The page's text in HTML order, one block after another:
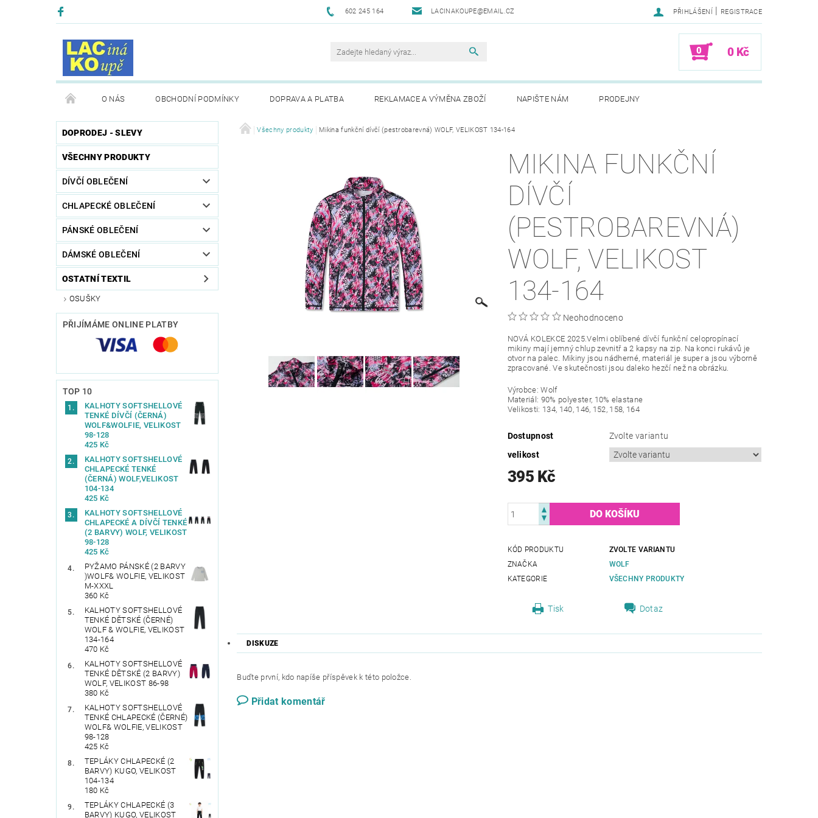
602 245 164 LACINAKOUPE@EMAIL.CZ PŘIHLÁŠENÍ | REGISTRACE
0 0 Kč
O NÁS OBCHODNÍ PODMÍNKY DOPRAVA A PLATBA REKLAMACE A VÝMĚNA ZBOŽÍ NAPIŠTE NÁM PRODEJNY
DOPRODEJ - SLEVY
VŠECHNY PRODUKTY
DÍVČÍ OBLEČENÍ
CHLAPECKÉ OBLEČENÍ
PÁNSKÉ OBLEČENÍ
DÁMSKÉ OBLEČENÍ
OSTATNÍ TEXTIL
OSUŠKY
PŘIJÍMÁME ONLINE PLATBY
TOP 10
KALHOTY SOFTSHELLOVÉ
TENKÉ DÍVČÍ (ČERNÁ)
WOLF&WOLFIE, VELIKOST
98-128
425 Kč
KALHOTY SOFTSHELLOVÉ
CHLAPECKÉ TENKÉ
(ČERNÁ) WOLF,VELIKOST
104-134
425 Kč
KALHOTY SOFTSHELLOVÉ
CHLAPECKÉ A DÍVČÍ TENKÉ
(2 BARVY) WOLF, VELIKOST
98-128
425 Kč
PYŽAMO PÁNSKÉ (2 BARVY
)WOLF& WOLFIE, VELIKOST
M-XXXL
360 Kč
KALHOTY SOFTSHELLOVÉ
TENKÉ DĚTSKÉ (ČERNÉ)
WOLF & WOLFIE, VELIKOST
134-164
470 Kč
KALHOTY SOFTSHELLOVÉ
TENKÉ DĚTSKÉ (2 BARVY)
WOLF, VELIKOST 86-98
380 Kč
KALHOTY SOFTSHELLOVÉ
TENKÉ CHLAPECKÉ (ČERNÉ)
WOLF& WOLFIE, VELIKOST
98-128
425 Kč
TEPLÁKY CHLAPECKÉ (2
BARVY) KUGO, VELIKOST
104-134
180 Kč
TEPLÁKY CHLAPECKÉ (3
BARVY) KUGO, VELIKOST
Všechny produkty Mikina funkční dívčí (pestrobarevná) WOLF, VELIKOST 134-164
MIKINA FUNKČNÍ
DÍVČÍ
(PESTROBAREVNÁ)
WOLF, VELIKOST
134-164
Neohodnoceno
NOVÁ KOLEKCE 2025.Velmi oblíbené dívčí funkční celopropínací
mikiny mají jemný chlup zevnitř a 2 kapsy na zip. Na konci rukávů je
otvor na palec. Mikiny jsou nádherné, materiál je super a jsou výborně
zpracované. Ve skutečnosti jsou daleko hezčí než na obrázku.
Výrobce: Wolf
Materiál: 90% polyester, 10% elastane
Velikosti: 134, 140, 146, 152, 158, 164
Dostupnost
Zvolte variantu
velikost
395 Kč
KÓD PRODUKTU
ZVOLTE VARIANTU
ZNAČKA
WOLF
KATEGORIE
VŠECHNY PRODUKTY
Tisk Dotaz
DISKUZE
Buďte první, kdo napíše příspěvek k této položce.
Přidat komentář